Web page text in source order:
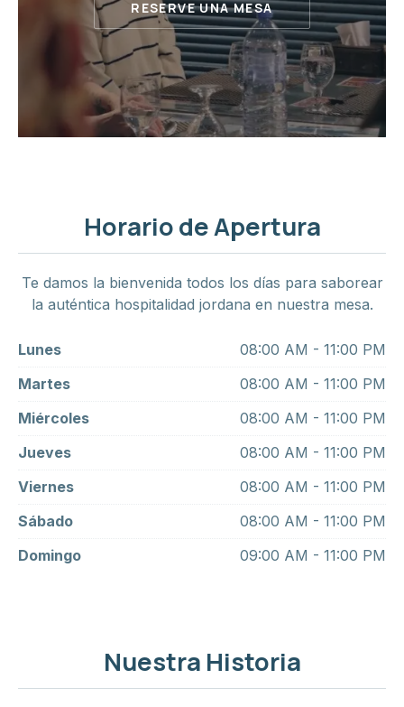
RESERVE UNA MESA
Horario de Apertura
Te damos la bienvenida todos los días para saborear
la auténtica hospitalidad jordana en nuestra mesa.
Lunes
08:00 AM - 11:00 PM
Martes
08:00 AM - 11:00 PM
Miércoles
08:00 AM - 11:00 PM
Jueves
08:00 AM - 11:00 PM
Viernes
08:00 AM - 11:00 PM
Sábado
08:00 AM - 11:00 PM
Domingo
09:00 AM - 11:00 PM
Nuestra Historia